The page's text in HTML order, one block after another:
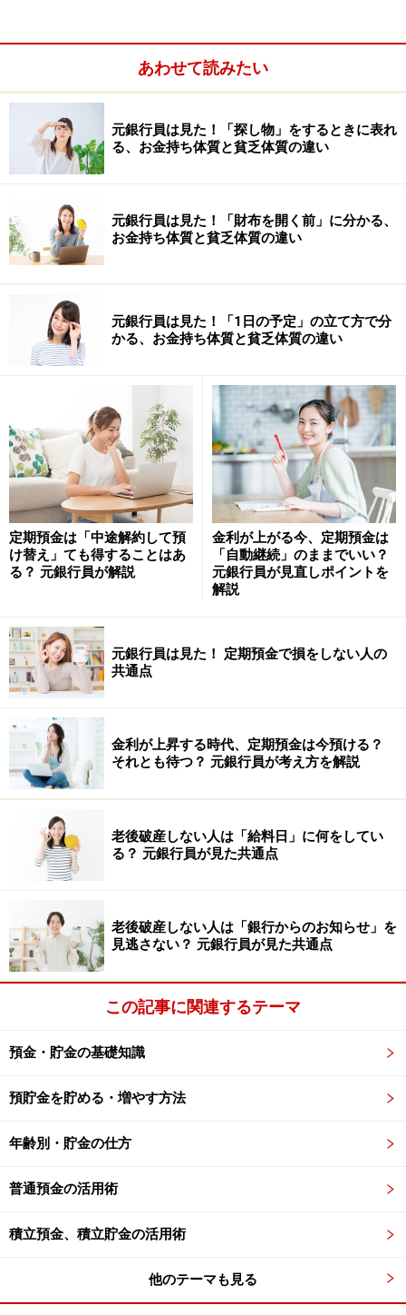
誕生日別！ 運気・金運UPアクション
ここからは一人ひとりが、どのようにアクションしてい
けばよいのか？ 開運＆金運をアップするために心がけた
いことをお話ししていきます。
2021年はどのように行動するべき？ ぜひパーソナルイヤー
を算出し、参考にしてみてください
まずは2021年がどのような運気なのかを算出していきま
しょう。数秘＆カラーでは1年の運気をパーソナルイヤ
ー
と言い、1～9の数字を用いています。計算式は、
りたい年＋誕生月＋誕生日＝パーソナルイヤー」です。
になるまで計算します。たとえば11月26日生まれの人の
パーソナルイヤーを見てみましょう。
2021年＋11月＋26日＝2＋0＋2＋1＋1＋1＋2＋6＝
15※
1桁になるまで計算するので……1＋5＝6
つまり、11月26日生まれの人の2021年のパーソナルイヤ
ーは「6」になります。ただし、その年の誕生日が来る
まではその前の年の運気となりますので、誕生日が来る
までは－1をした数字がパーソナルイヤーとなります。
それでは2021年に開運・金運アップにつながる、個人別
のアクションを見ていきましょう。
■パーソナルイヤー1
リーダーシップを発揮したい1年。自分が思うことに突
で、いろいろなことに挑戦を！ アクティブに動くのが開
あわせて読みたい
元銀行員は見た！「探し物」をするときに表れ
る、お金持ち体質と貧乏体質の違い
元銀行員は見た！「財布を開く前」に分かる、
お金持ち体質と貧乏体質の違い
元銀行員は見た！「1日の予定」の立て方で分
かる、お金持ち体質と貧乏体質の違い
定期預金は「中途解約して預
け替え」ても得することはあ
る？ 元銀行員が解説
金利が上がる今、定期預金は
「自動継続」のままでいい？
元銀行員が見直しポイントを
解説
元銀行員は見た！ 定期預金で損をしない人の
共通点
金利が上昇する時代、定期預金は今預ける？
それとも待つ？ 元銀行員が考え方を解説
老後破産しない人は「給料日」に何をしてい
る？ 元銀行員が見た共通点
老後破産しない人は「銀行からのお知らせ」を
見逃さない？ 元銀行員が見た共通点
この記事に関連するテーマ
預金・貯金の基礎知識
預貯金を貯める・増やす方法
年齢別・貯金の仕方
普通預金の活用術
積立預金、積立貯金の活用術
他のテーマも見る